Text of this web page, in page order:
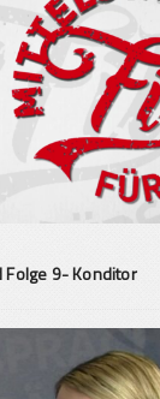
Folge 9- Konditor